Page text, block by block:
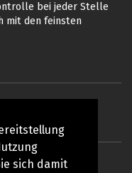
sich damit
bei jeder Stelle
mit den feinsten